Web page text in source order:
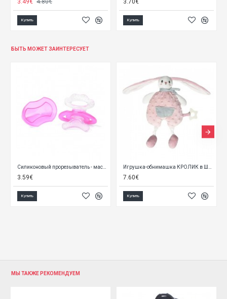
БЫТЬ МОЖЕТ ЗАИНТЕРЕСУЕТ
Игрушка-обнимашка КРОЛИК в ШТАНИШКАХ 25 см 9430 Кружка SMART 74/060 yellow
Купить Купить
МЫ ТАКЖЕ РЕКОМЕНДУЕМ